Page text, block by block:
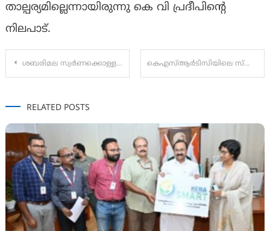
താല്പര്യമില്ലെന്നായിരുന്നു കെ വി പ്രദീപിന്റെ
നിലപാട്.
Post
ശബരിമല സ്വര്‍ണക്കൊള്ള കേസ് പ്രതി മുരാരി ബാബു അന്തരിച്ചു; അര്‍ബുദ ബാധിതനായി ചികിത്സയിലായിരുന്നു കെഎസ്ആർടിസിയിലെ സ്ത്രീകളുടെ സൗജന്യ യാത്ര വളയം പിടിച്ചു സാരഥിയാകാൻ പോകുന്നത് പെരുമ്പാവൂർ ഡിപ്പോയിലെ വനിതാ ഡ്രൈവർ ഷീല..
RELATED POSTS